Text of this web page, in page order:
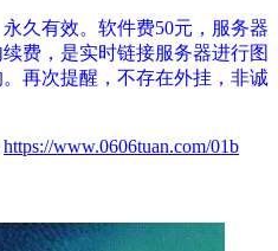
久有效。软件费50元，服务器
费，是实时链接服务器进行图
再次提醒，不存在外挂，非诚
https://www.0606tuan.com/01b